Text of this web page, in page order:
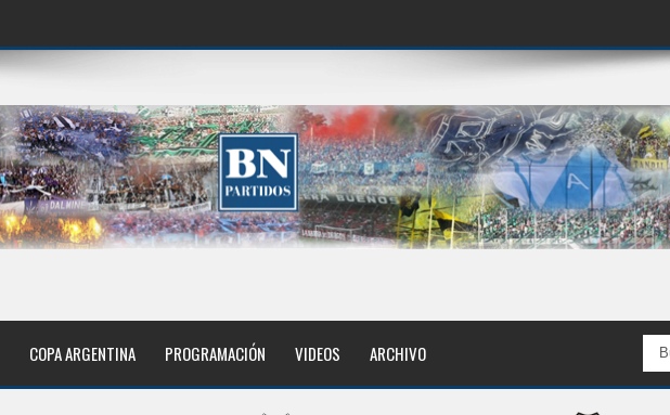
COPA ARGENTINA PROGRAMACIÓN VIDEOS ARCHIVO